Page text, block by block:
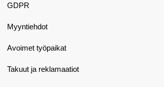
GDPR
Myyntiehdot
Avoimet työpaikat
Takuut ja reklamaatiot